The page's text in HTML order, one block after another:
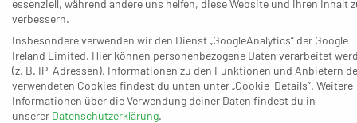
Die Folge waren insgesamt zehn Siebenmeter gegen
Neuss/Düsseldorf weitgehend nutzte (acht von neun
Versuchen verwandelt). In der Summe ging die Taktik der
Kölner aber auf und der Zweitliga-Absteiger fand insgesamt zu
selten ein Mittel gegen die stabile LSC-Abwehr.
essenziell, während andere uns helfen, diese Website und ihren Inhalt
verbessern.
Insbesondere verwenden wir den Dienst „GoogleAnalytics“ der Google
Ireland Limited. Hier können personenbezogene Daten verarbeitet
(z. B. IP-Adressen). Informationen zu den Funktionen und Anbietern
verwendeten Cookies findest du unten unter „Cookie-Details“. Weitere
Informationen über die Verwendung deiner Daten findest du in
unserer Datenschutzerklärung.